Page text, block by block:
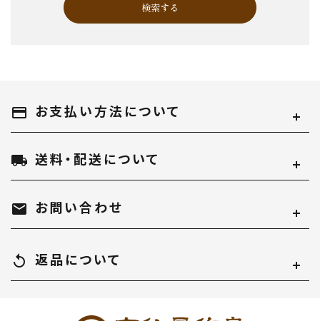
検索する
キーワード
カテゴリー
payment お支払い方法について
local_shipping 送料・配送について
mail お問い合わせ
replay 返品について